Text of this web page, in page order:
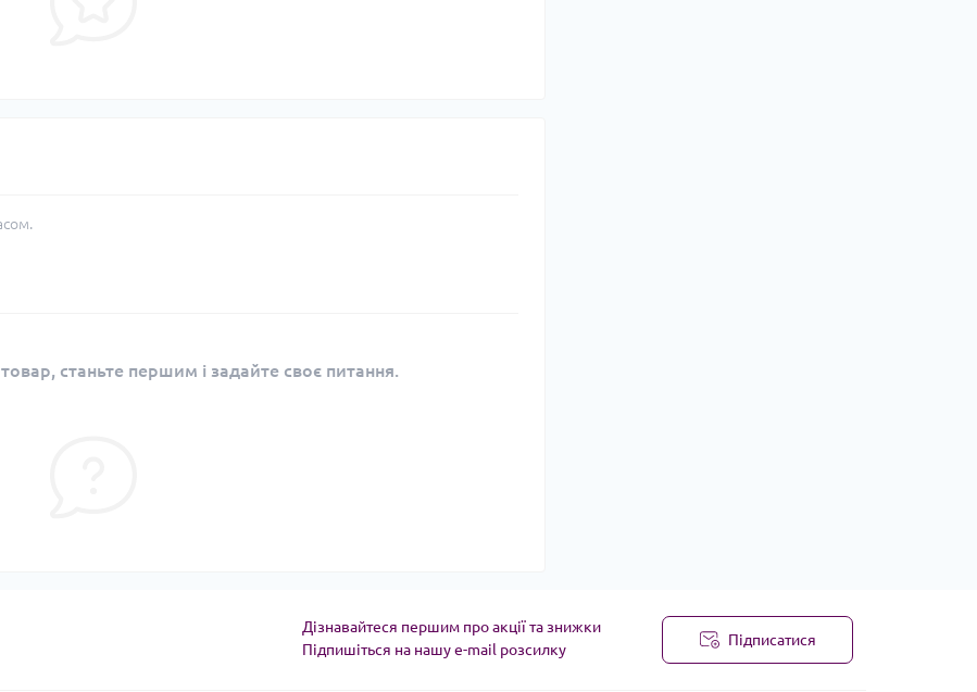
станьте першим і задайте своє питання.
Дізнавайтеся першим про акції та знижки
Підпишіться на нашу e-mail розсилку
Підписатися